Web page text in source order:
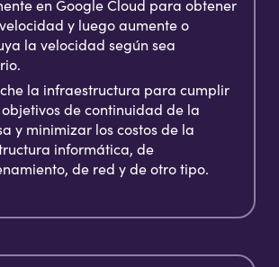
en Google Cloud para obtener
y luego aumente o
la velocidad según sea
la infraestructura para cumplir
de continuidad de la
y minimizar los costos de la
informática, de
de red y de otro tipo.